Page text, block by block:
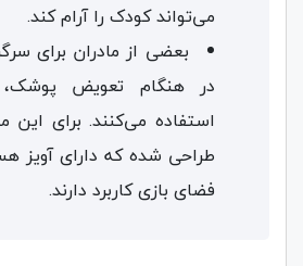
می‌تواند کودک را آرام کند.
بعضی از مادران برای
در هنگام تعویض
استفاده می‌کنند. برای
طراحی شده که دارای آویز
فضای بازی کاربرد دارند.